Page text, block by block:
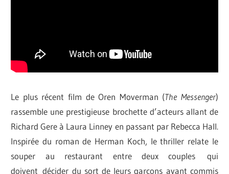
Le plus récent film de Oren Moverman (The Messenger)
rassemble une prestigieuse brochette d’acteurs allant de
Richard Gere à Laura Linney en passant par Rebecca Hall.
Inspirée du roman de Herman Koch, le thriller relate le
souper au restaurant entre deux couples qui
doivent décider du sort de leurs garçons ayant commis